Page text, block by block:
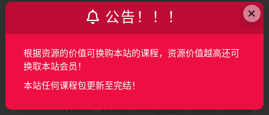
│   ├── [ 16M]  10-1项目开发中组件化封装的价值和意义
│   ├── [122M]  10-2独立封装logx日志组件并基于项目需求定
│   ├── [ 59M]  10-4独立用户权限鉴权组件功能实现与业务分
│   ├── [149M]  10-5用户Rbac鉴权组件-实现用户Rbac角色与
│   ├── [105M]  10-6用户Rbac鉴权组件-实现用户Rbac角色与
│   ├── [152M]  10-8用户Rbac鉴权组件-实现用户权限验证的核
×
公告！！！
根据资源的价值可换购本站的课程，资源价值越高还可
换取本站会员！
本站任何课程包更新至完结！